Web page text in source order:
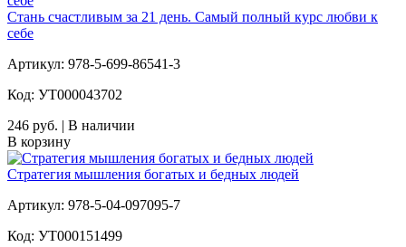
Стань счастливым за 21 день. Самый полный курс любви к
себе
Артикул: 978-5-699-86541-3
Код: УТ000043702
246 руб. | В наличии
В корзину
Стратегия мышления богатых и бедных людей
Артикул: 978-5-04-097095-7
Код: УТ000151499